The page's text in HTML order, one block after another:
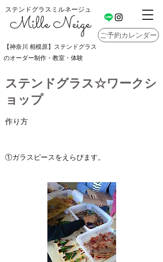
ステンドグラスミルネージュ
【神奈川 相模原】ステンドグラス
のオーダー制作・教室・体験
ご予約カレンダー
Mille Neige
ステンドグラス☆ワークシ
ョップ
作り方
①ガラスピースをえらびます。